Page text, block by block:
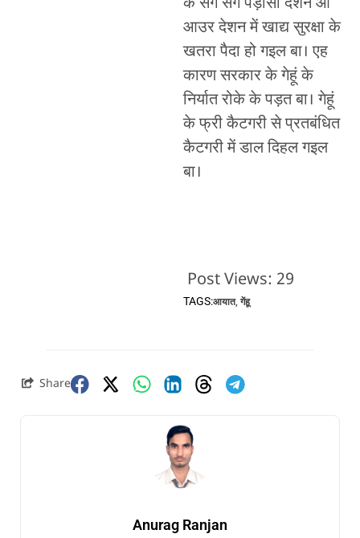
के संगे संगे पड़ोसी देशन आ
आउर देशन में खाद्य सुरक्षा के
खतरा पैदा हो गइल बा। एह
कारण सरकार के गेहूं के
निर्यात रोके के पड़त बा। गेहूं
के फ्री कैटगरी से प्रतबंधित
कैटगरी में डाल दिहल गइल
बा।
Post Views: 29
TAGS:आयात, गेंहू
Share
Anurag Ranjan